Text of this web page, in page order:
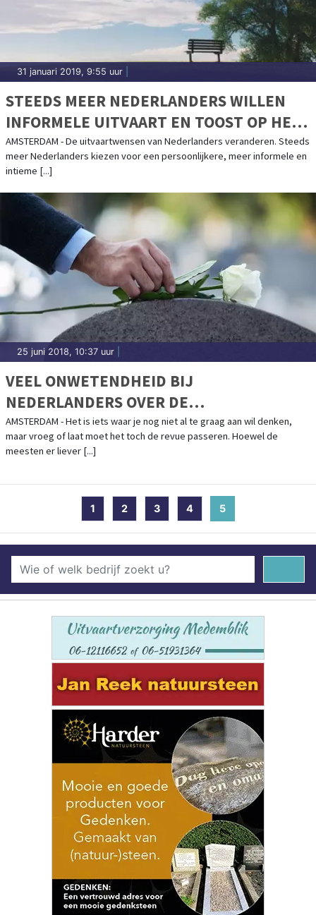
31 januari 2019, 9:55 uur
STEEDS MEER NEDERLANDERS WILLEN
INFORMELE UITVAART EN TOOST OP HET
LEVEN
AMSTERDAM - De uitvaartwensen van Nederlanders veranderen. Steeds
meer Nederlanders kiezen voor een persoonlijkere, meer informele en
intieme [...]
25 juni 2018, 10:37 uur
VEEL ONWETENDHEID BIJ
NEDERLANDERS OVER DE
UITVAARTWENSEN VAN HUN PARTNER EN
VRIENDEN
AMSTERDAM - Het is iets waar je nog niet al te graag aan wil denken,
maar vroeg of laat moet het toch de revue passeren. Hoewel de
meesten er liever [...]
1 2 3 4 5